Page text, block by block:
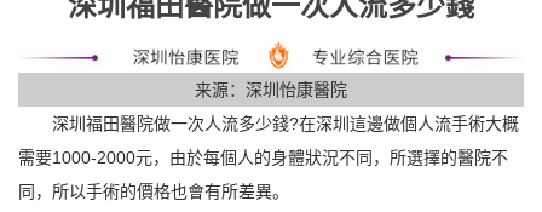
来源：深圳怡康醫院
深圳福田醫院做一次人流多少錢?在深圳這邊做個人流手術大概
需要1000-2000元，由於每個人的身體狀況不同，所選擇的醫院不
同，所以手術的價格也會有所差異。